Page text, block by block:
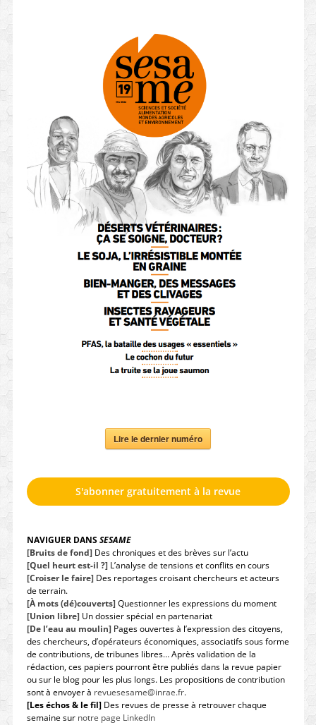
Lire le dernier numéro
S'abonner gratuitement à la revue
NAVIGUER DANSSESAME
[Bruits de fond]Des chroniques et des brèves sur l’actu
[Quel heurt est-il ?]L’analyse de tensions et conflits en cours
[Croiser le faire]Des reportages croisant chercheurs et acteurs
de terrain.
[À mots (dé)couverts]Questionner les expressions du moment
[Union libre]Un dossier spécial en partenariat
[De l’eau au moulin]Pages ouvertes à l’expression des citoyens,
des chercheurs, d’opérateurs économiques, associatifs sous forme
de contributions, de tribunes libres… Après validation de la
rédaction, ces papiers pourront être publiés dans la revue papier
ou sur le blog pour les plus longs. Les propositions de contribution
sont à envoyer à revuesesame@inrae.fr.
[Les échos & le fil]Des revues de presse à retrouver chaque
semaine sur notre page LinkedIn